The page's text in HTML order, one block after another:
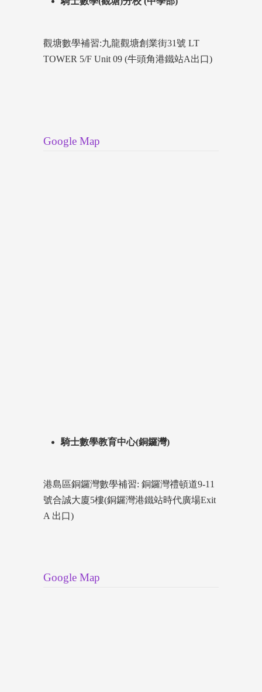
觀塘數學補習:九龍觀塘創業街31號 LT
TOWER 5/F Unit 09 (牛頭角港鐵站A出口)
Google Map
騎士數學教育中心(銅鑼灣)
港島區銅鑼灣數學補習: 銅鑼灣禮頓道9-11
號合誠大廈5樓(銅鑼灣港鐵站時代廣場Exit
A 出口)
Google Map